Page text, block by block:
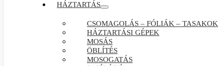
HÁZTARTÁS
CSOMAGOLÁS – FÓLIÁK – TASAKOK
HÁZTARTÁSI GÉPEK
MOSÁS
ÖBLÍTÉS
MOSOGATÁS